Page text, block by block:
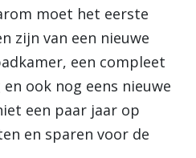
moet het eerste
zijn van een nieuwe
een compleet
ook nog eens nieuwe
een paar jaar op
en sparen voor de